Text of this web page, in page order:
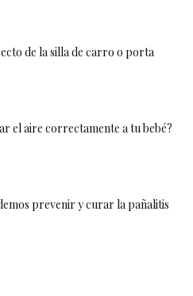
de la silla de carro o porta
el aire correctamente a tu bebé?
prevenir y curar la pañalitis